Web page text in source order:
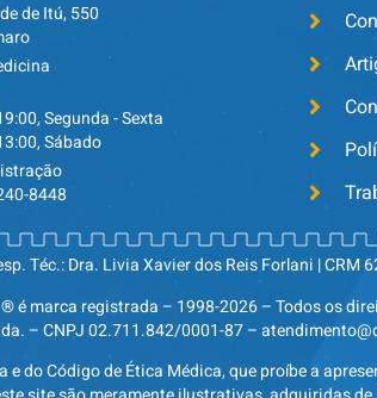
de Itú, 550
Segunda - Sexta
Sábado
8448
Téc.: Dra. Livia Xavier dos Reis Forlani | CRM
é marca registrada – 1998-2026 – Todos os
– CNPJ 02.711.842/0001-87 –
e do Código de Ética Médica, que proíbe a